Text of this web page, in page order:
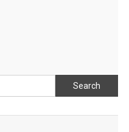
Search
for: